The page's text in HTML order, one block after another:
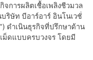
จการผลิตเชื้อเพลิงชีวมวล
ริษัท บีอาร์อาร์ อินโนเวชั่
ดำเนินธุรกิจที่ปรึกษาด้าน
ม็ดแบบครบวงจร โดยมี